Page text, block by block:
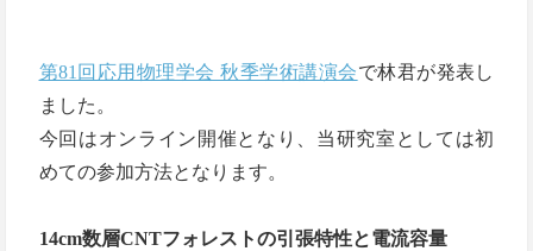
第81回応用物理学会 秋季学術講演会で林君が発表し
ました。
今回はオンライン開催となり、当研究室としては初
めての参加方法となります。
14cm数層CNTフォレストの引張特性と電流容量